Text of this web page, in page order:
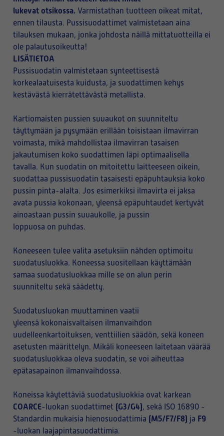
lukevat otsikossa. Varmistathan tuotteen oikeat mitat,
ennen tilausta. Pussisuodattimet valmistetaan aina
tilauksen mukaan, jonka johdosta näillä mittatuotteilla ei
ole palautusoikeutta!
LISÄTIETOA
Pussisuodatin valmistetaan synteettisestä
korkealaatuisesta kuidusta, ja suodattimen kehys
kestävästä kierrätettävästä metallista.
Kartiomaisten pussien suuaukot on suunniteltu
täyttymään ja pysymään erillään toisistaan ilmavirran
voimasta, mikä mahdollistaa ilmavirran tasaisen
jakautumisen koko suodattimen läpi optimaalisella
tavalla. Kun suodatin on mitoitettu laitteeseen oikein,
suodattaa pussisuodatin tasaisesti epäpuhtauksia koko
pussin pinta-alalta. Jos esimerkiksi ilmavirta ei jaksa
avata pussia kokonaan, yleensä epäpuhtaudet kertyvät
ainoastaan pussin suuaukolle, ja pussin
loppuosa on puhdas.
Koneeseen tulee valita asetuksiin nähden optimoitu
suodatusluokka. Koneessa suositellaan käyttämään
samaa suodatusluokkaa mille se on alun perin
suunniteltu sekä säädetty.
Suodatusluokan muuttaminen vaatii
yleensä kokonaisvaltaisen ilmanvaihdon
uudelleenkartoituksen, venttiilien säädön, sekä koneen
asetusten määrittelyn. Mikäli koneeseen laitetaan väärää
suodatusluokkaa oleva suodatin, se voi aiheuttaa
epätasapainon ilmanvaihdossa.
Koneissa käytettäviä suodatusluokkia ovat karkean
COARCE-luokan suodattimet (G3/G4), sekä ISO 16890 -
Standardin mukaisia hienosuodattimia (M5/F7/F8) ja F9
-luokan laajapintasuodattimia.